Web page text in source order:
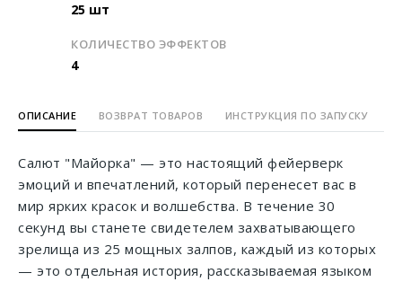
25 шт
КОЛИЧЕСТВО ЭФФЕКТОВ
4
ОПИСАНИЕ ВОЗВРАТ ТОВАРОВ ИНСТРУКЦИЯ ПО ЗАПУСКУ
Салют "Майорка" — это настоящий фейерверк
эмоций и впечатлений, который перенесет вас в
мир ярких красок и волшебства. В течение 30
секунд вы станете свидетелем захватывающего
зрелища из 25 мощных залпов, каждый из которых
— это отдельная история, рассказываемая языком